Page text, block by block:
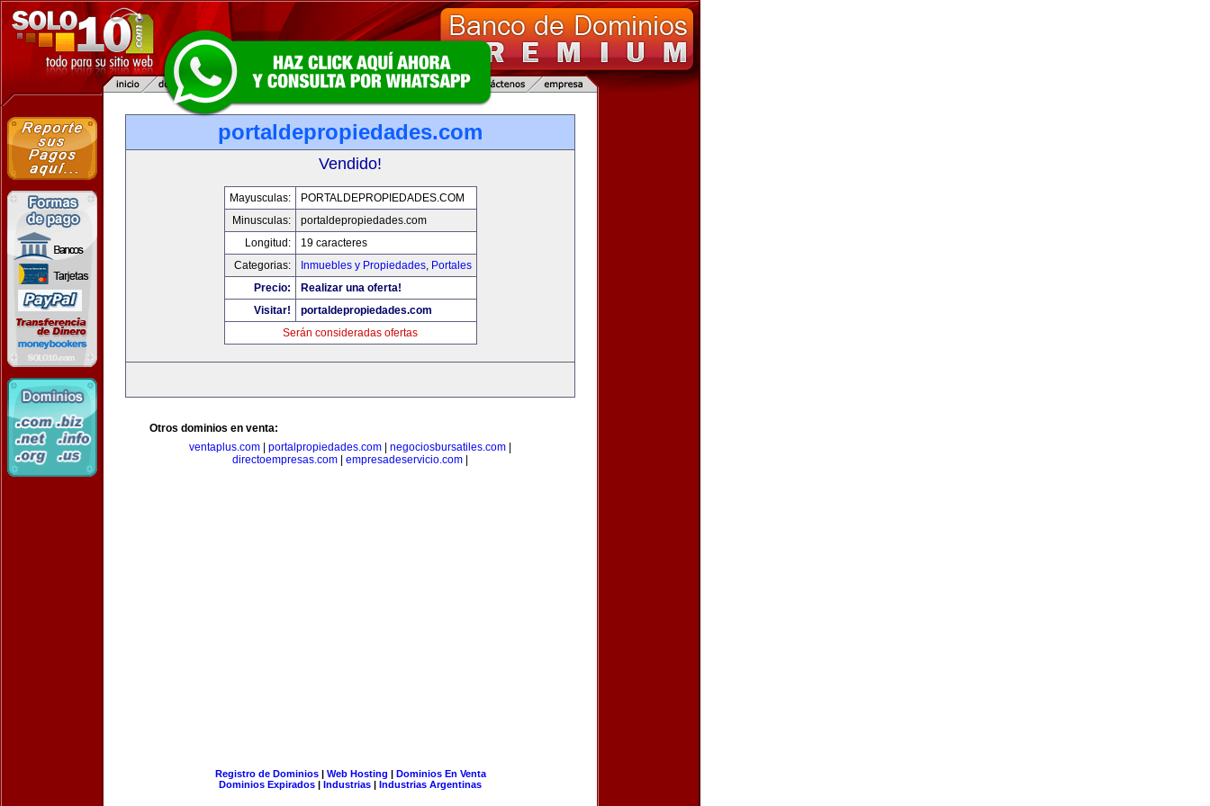
portaldepropiedades.com
Vendido!
Mayusculas:
PORTALDEPROPIEDADES.COM
Minusculas:
portaldepropiedades.com
Longitud:
19 caracteres
Categorias:
Inmuebles y Propiedades, Portales
Precio:
Realizar una oferta!
Visitar!
portaldepropiedades.com
Serán consideradas ofertas
Otros dominios en venta:
ventaplus.com
portalpropiedades.com negociosbursatiles.com
directoempresas.com
empresadeservicio.com
Registro de Dominios| Web Hosting | Dominios En Venta
Dominios Expirados | Industrias | Industrias Argentinas